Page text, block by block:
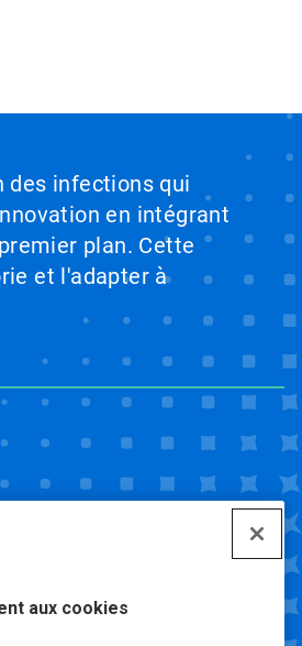
aux cookies
des infections qui
en intégrant
plan. Cette
et l'adapter à